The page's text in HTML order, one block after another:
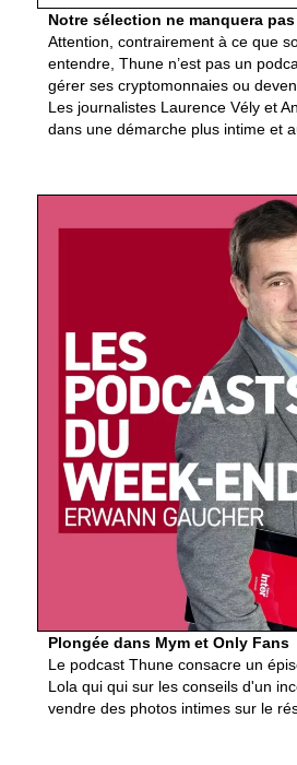
Notre sélection ne manquera
Attention, contrairement à ce que
entendre, Thune n’est pas un
gérer ses cryptomonnaies ou
Les journalistes Laurence Vély et
dans une démarche plus intime et
Plongée dans Mym et Only Fans
Le podcast Thune consacre un
Lola qui qui sur les conseils d'un
vendre des photos intimes sur le